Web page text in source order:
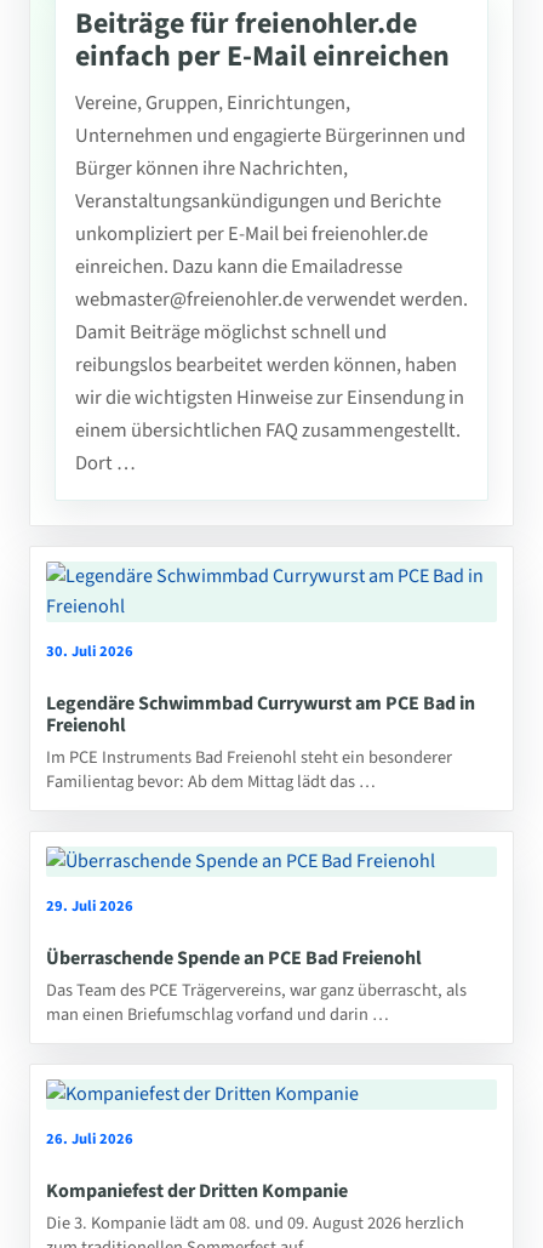
Beiträge für freienohler.de
einfach per E-Mail einreichen
Vereine, Gruppen, Einrichtungen,
Unternehmen und engagierte Bürgerinnen und
Bürger können ihre Nachrichten,
Veranstaltungsankündigungen und Berichte
unkompliziert per E-Mail bei freienohler.de
einreichen. Dazu kann die Emailadresse
webmaster@freienohler.de verwendet werden.
Damit Beiträge möglichst schnell und
reibungslos bearbeitet werden können, haben
wir die wichtigsten Hinweise zur Einsendung in
einem übersichtlichen FAQ zusammengestellt.
Dort …
30. Juli 2026
Legendäre Schwimmbad Currywurst am PCE Bad in
Freienohl
Im PCE Instruments Bad Freienohl steht ein besonderer
Familientag bevor: Ab dem Mittag lädt das …
29. Juli 2026
Überraschende Spende an PCE Bad Freienohl
Das Team des PCE Trägervereins, war ganz überrascht, als
man einen Briefumschlag vorfand und darin …
26. Juli 2026
Kompaniefest der Dritten Kompanie
Die 3. Kompanie lädt am 08. und 09. August 2026 herzlich